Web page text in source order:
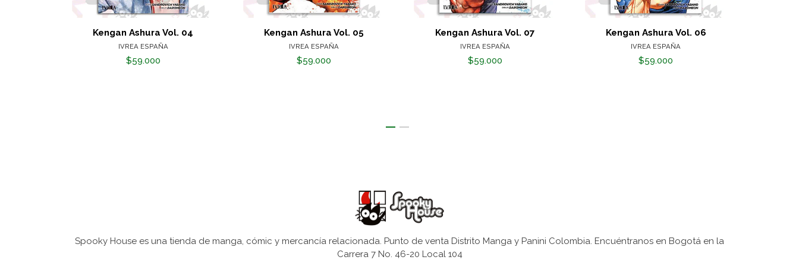
Kengan Ashura Vol. 04
IVREA ESPAÑA
$59.000
Kengan Ashura Vol. 05
IVREA ESPAÑA
$59.000
Kengan Ashura Vol. 07
IVREA ESPAÑA
$59.000
Kengan Ashura Vol. 06
IVREA ESPAÑA
$59.000
Spooky House es una tienda de manga, cómic y mercancía relacionada. Punto de venta Distrito Manga y Panini Colombia. Encuéntranos en Bogotá en la
Carrera 7 No. 46-20 Local 104